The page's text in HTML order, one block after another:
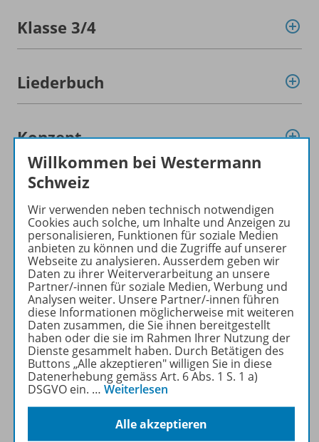
Klasse 3/4
Liederbuch
Konzept
Gratis für Sie!
Planungshilfen
Werbematerial
Empfehlungen der Redaktion
Benachrichtigungs-Service
Willkommen bei Westermann
Schweiz
Wir verwenden neben technisch notwendigen
Cookies auch solche, um Inhalte und Anzeigen zu
personalisieren, Funktionen für soziale Medien
anbieten zu können und die Zugriffe auf unserer
Webseite zu analysieren. Ausserdem geben wir
Daten zu ihrer Weiterverarbeitung an unsere
Partner/-innen für soziale Medien, Werbung und
Analysen weiter. Unsere Partner/-innen führen
diese Informationen möglicherweise mit weiteren
Daten zusammen, die Sie ihnen bereitgestellt
haben oder die sie im Rahmen Ihrer Nutzung der
Dienste gesammelt haben. Durch Betätigen des
Buttons „Alle akzeptieren" willigen Sie in diese
Datenerhebung gemäss Art. 6 Abs. 1 S. 1 a)
DSGVO ein. … Weiterlesen
Alle akzeptieren